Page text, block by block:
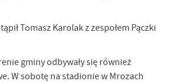
Tomasz Karolak z zespołem Pączki
gminy odbywały się również
W sobotę na stadionie w Mrozach